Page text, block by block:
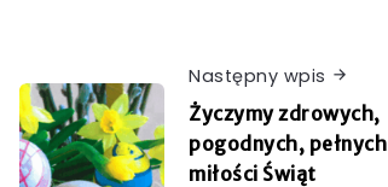
Następny wpis
Życzymy zdrowych,
pogodnych, pełnych
miłości Świąt